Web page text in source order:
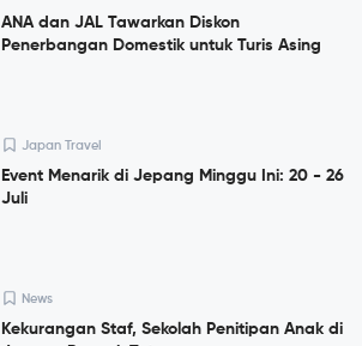
ANA dan JAL Tawarkan Diskon
Penerbangan Domestik untuk Turis Asing
Japan Travel
Event Menarik di Jepang Minggu Ini: 20 - 26
Juli
News
Kekurangan Staf, Sekolah Penitipan Anak di